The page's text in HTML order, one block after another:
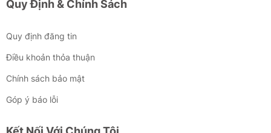
Quy Định & Chính Sách
Quy định đăng tin
Điều khoản thỏa thuận
Chính sách bảo mật
Góp ý báo lỗi